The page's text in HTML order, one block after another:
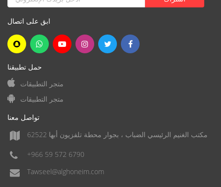
ابق على اتصال
حمل تطبيقنا
متجر التطبيقات
متجر التطبيقات
تواصل معنا
مكتب الغنيم الرئيسي الضباب ، بجوار محطة تلفزيون أبها 62522
+966 59 572 6790
Tawseel@alghoneim.com